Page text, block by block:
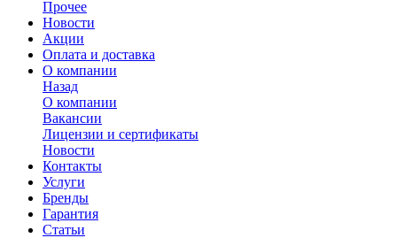
Прочее
Новости
Акции
Оплата и доставка
О компании
Назад
О компании
Вакансии
Лицензии и сертификаты
Новости
Контакты
Услуги
Бренды
Гарантия
Статьи